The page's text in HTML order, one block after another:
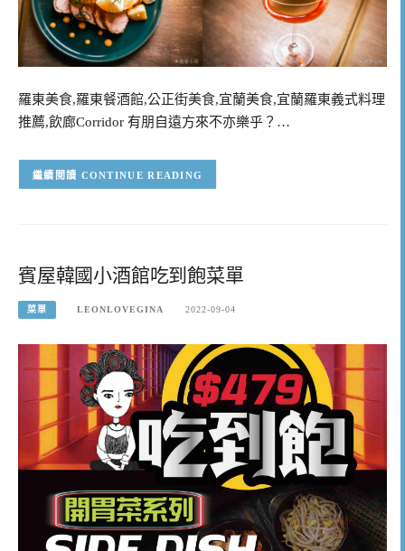
羅東美食,羅東餐酒館,公正街美食,宜蘭美食,宜蘭羅東義式料理
推薦,飲廊Corridor 有朋自遠方來不亦樂乎？…
CONTINUE READING
賓屋韓國小酒館吃到飽菜單
菜單 LEONLOVEGINA 2022-09-04